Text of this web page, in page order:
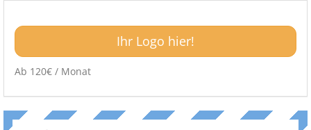
Ihr Logo hier!
Ab 120€ / Monat